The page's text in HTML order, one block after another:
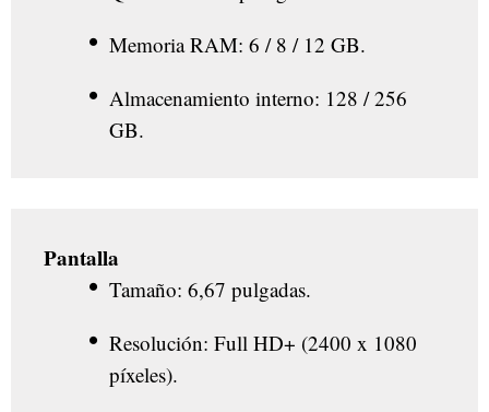
Memoria RAM: 6 / 8 / 12 GB.
Almacenamiento interno: 128 / 256
GB.
Pantalla
Tamaño: 6,67 pulgadas.
Resolución: Full HD+ (2400 x 1080
píxeles).